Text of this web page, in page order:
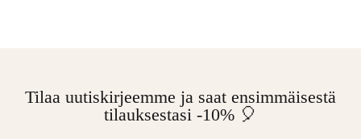
Tilaa uutiskirjeemme ja saat ensimmäisestä
tilauksestasi -10% 🎈